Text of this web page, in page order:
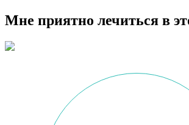
Мне приятно лечиться в